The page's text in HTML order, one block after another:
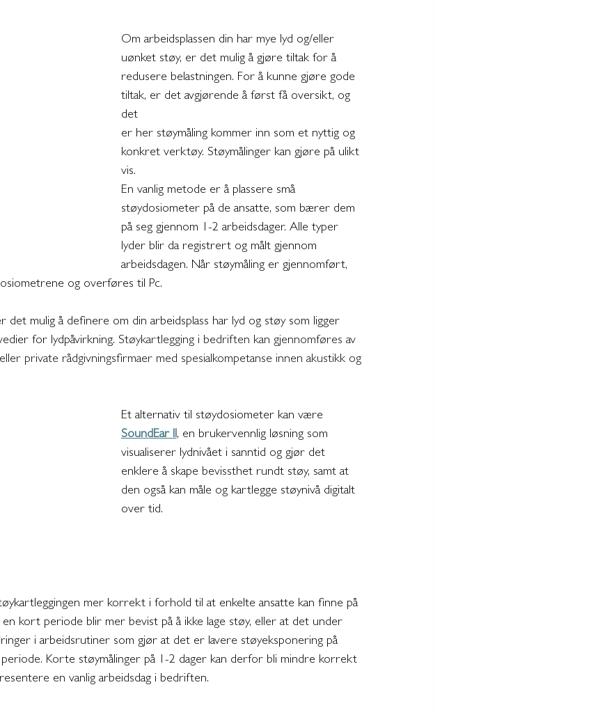
Om arbeidsplassen din har mye lyd og/eller
uønket støy, er det mulig å gjøre tiltak for å
redusere belastningen. For å kunne gjøre gode
tiltak, er det avgjørende å først få oversikt, og
det
er her støymåling kommer inn som et nyttig og
konkret verktøy. Støymålinger kan gjøre på ulikt
vis.
En vanlig metode er å plassere små
støydosiometer på de ansatte, som bærer dem
på seg gjennom 1-2 arbeidsdager. Alle typer
lyder blir da registrert og målt gjennom
arbeidsdagen. Når støymåling er gjennomført,
og overføres til Pc.
det mulig å definere om din arbeidsplass har lyd og støy som ligger
for lydpåvirkning. Støykartlegging i bedriften kan gjennomføres av
private rådgivningsfirmaer med spesialkompetanse innen akustikk og
Et alternativ til støydosiometer kan være
SoundEar II, en brukervennlig løsning som
visualiserer lydnivået i sanntid og gjør det
enklere å skape bevissthet rundt støy, samt at
den også kan måle og kartlegge støynivå digitalt
over tid.
mer korrekt i forhold til at enkelte ansatte kan finne på
kort periode blir mer bevist på å ikke lage støy, eller at det under
i arbeidsrutiner som gjør at det er lavere støyeksponering på
Korte støymålinger på 1-2 dager kan derfor bli mindre korrekt
en vanlig arbeidsdag i bedriften.